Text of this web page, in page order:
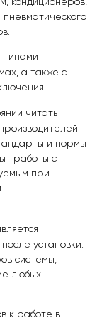
типами
а также с
читать
и нормы
работы с
при
установки.
системы,
любых
к работе в